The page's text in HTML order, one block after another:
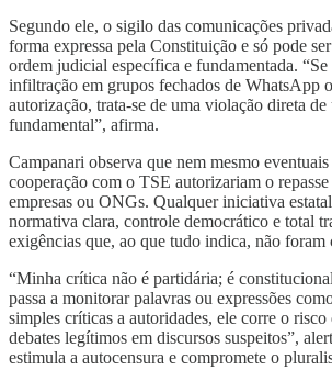
Segundo ele, o sigilo das comunicações
forma expressa pela Constituição e só pode
ordem judicial específica e fundamentada.
infiltração em grupos fechados de WhatsApp
autorização, trata-se de uma violação direta
fundamental”, afirma.
Campanari observa que nem mesmo
cooperação com o TSE autorizariam o
empresas ou ONGs. Qualquer iniciativa
normativa clara, controle democrático e total
exigências que, ao que tudo indica, não foram
“Minha crítica não é partidária; é
passa a monitorar palavras ou expressões
simples críticas a autoridades, ele corre o
debates legítimos em discursos suspeitos”,
estimula a autocensura e compromete o